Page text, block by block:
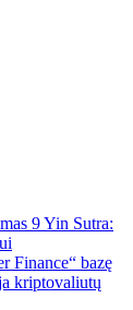
9 Yin Sutra:
Finance“ bazę
kriptovaliutų